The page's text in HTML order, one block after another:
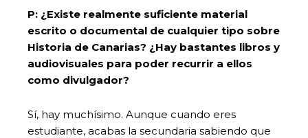
P: ¿Existe realmente suficiente material
escrito o documental de cualquier tipo sobre
Historia de Canarias? ¿Hay bastantes libros y
audiovisuales para poder recurrir a ellos
como divulgador?
Sí, hay muchísimo. Aunque cuando eres
estudiante, acabas la secundaria sabiendo que